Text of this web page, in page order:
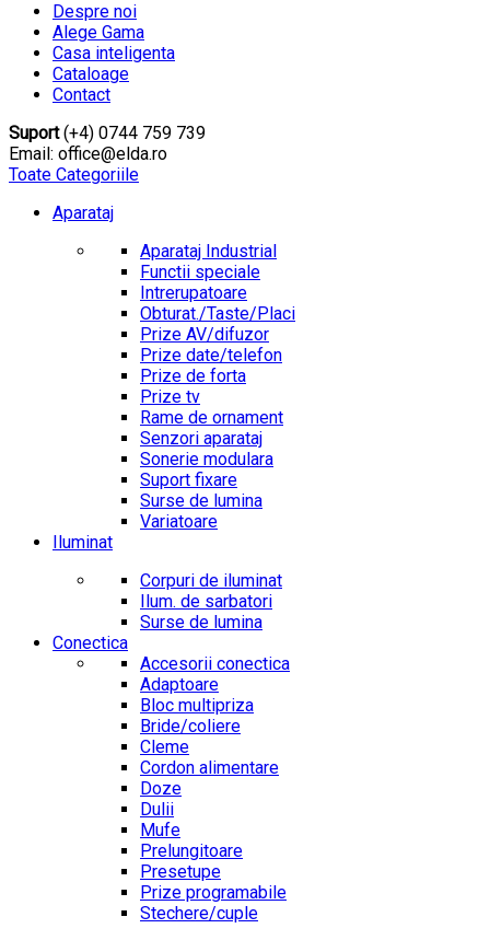
Despre noi
Alege Gama
Casa inteligenta
Cataloage
Contact
Suport(+4) 0744 759 739
Email: office@elda.ro
Toate Categoriile
Aparataj
Aparataj Industrial
Functii speciale
Intrerupatoare
Obturat./Taste/Placi
Prize AV/difuzor
Prize date/telefon
Prize de forta
Prize tv
Rame de ornament
Senzori aparataj
Sonerie modulara
Suport fixare
Surse de lumina
Variatoare
Iluminat
Corpuri de iluminat
Ilum. de sarbatori
Surse de lumina
Conectica
Accesorii conectica
Adaptoare
Bloc multipriza
Bride/coliere
Cleme
Cordon alimentare
Doze
Dulii
Mufe
Prelungitoare
Presetupe
Prize programabile
Stechere/cuple